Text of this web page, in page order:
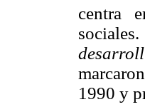
centra
1990 y